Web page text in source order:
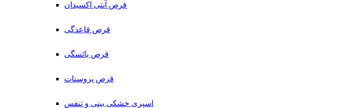
قرص آنتی اکسیدان
قرص قاعدگی
قرص یائسگی
قرص پروستات
اسپری خشکی بینی و تنفس